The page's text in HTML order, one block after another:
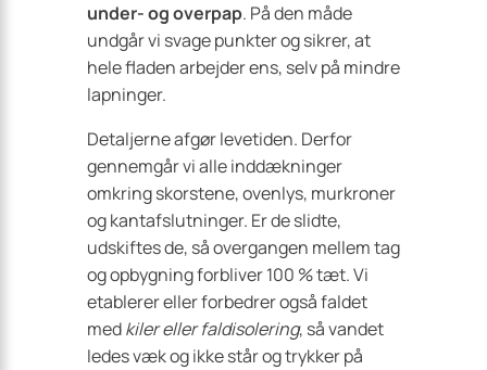
under- og overpap. På den måde
undgår vi svage punkter og sikrer, at
hele fladen arbejder ens, selv på mindre
lapninger.
Detaljerne afgør levetiden. Derfor
gennemgår vi alle inddækninger
omkring skorstene, ovenlys, murkroner
og kantafslutninger. Er de slidte,
udskiftes de, så overgangen mellem tag
og opbygning forbliver 100 % tæt. Vi
etablerer eller forbedrer også faldet
medkiler eller faldisolering, så vandet
ledes væk og ikke står og trykker på